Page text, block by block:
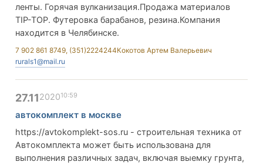
ленты. Горячая вулканизация.Продажа материалов
TIP-TOP. Футеровка барабанов, резина.Компания
находится в Челябинске.
7 902 861 8749, (351)2224244Кокотов Артем Валерьевич
rurals1@mail.ru
27.11202010:59
автокомплект в москве
https://avtokomplekt-sos.ru - строительная техника от
Автокомплекта может быть использована для
выполнения различных задач, включая выемку грунта,